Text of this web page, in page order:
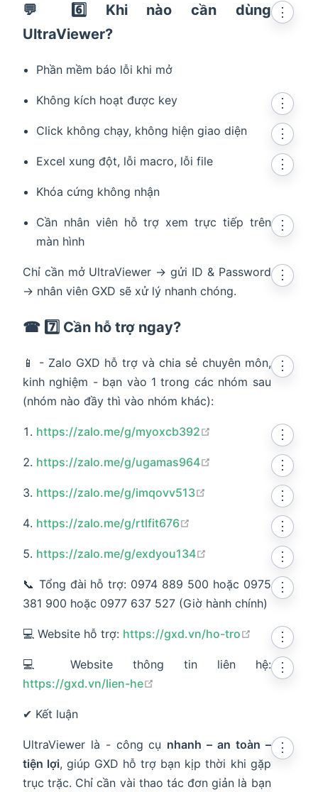
💬 6️⃣ Khi nào cần dùng
UltraViewer?
⋮
Phần mềm báo lỗi khi mở
Không kích hoạt được key
⋮
Click không chạy, không hiện giao diện
⋮
Excel xung đột, lỗi macro, lỗi file
⋮
Khóa cứng không nhận
Cần nhân viên hỗ trợ xem trực tiếp trên
màn hình
⋮
Chỉ cần mở UltraViewer → gửi ID & Password
→ nhân viên GXD sẽ xử lý nhanh chóng.
⋮
☎ 7️⃣ Cần hỗ trợ ngay?
📱 - Zalo GXD hỗ trợ và chia sẻ chuyên môn,
kinh nghiệm - bạn vào 1 trong các nhóm sau
(nhóm nào đầy thì vào nhóm khác):
⋮
https://zalo.me/g/myoxcb392 open in new⋮
https://zalo.me/g/ugamas964
open in new⋮
https://zalo.me/g/imqovv513
open in new window
⋮
https://zalo.me/g/rtlfit676
open in new window
⋮
https://zalo.me/g/exdyou134
open in new window
⋮
📞 Tổng đài hỗ trợ: 0974 889 500 hoặc 0975
381 900 hoặc 0977 637 527 (Giờ hành chính)
⋮
💻 Website hỗ trợ: https://gxd.vn/ho-tro open in
⋮
💻 Website thông tin liên hệ:
https://gxd.vn/lien-he
⋮
✔ Kết luận
UltraViewer là - công cụ nhanh – an toàn –
tiện lợi, giúp GXD hỗ trợ bạn kịp thời khi gặp
trục trặc. Chỉ cần vài thao tác đơn giản là bạn
⋮